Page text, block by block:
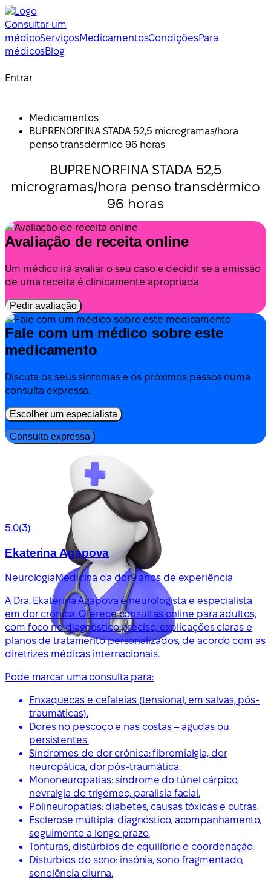
Consultar um
médicoServiçosMedicamentosCondiçõesPara
médicosBlog
Entrar
Medicamentos
BUPRENORFINA STADA 52,5 microgramas/hora
penso transdérmico 96 horas
BUPRENORFINA STADA 52,5
microgramas/hora penso transdérmico
96 horas
Avaliação de receita online
Um médico irá avaliar o seu caso e decidir se a emissão
de uma receita é clinicamente apropriada.
Pedir avaliação
Fale com um médico sobre este
medicamento
Discuta os seus sintomas e os próximos passos numa
consulta expressa.
Escolher um especialista
Consulta expressa
5.0(3)
Ekaterina Agapova
NeurologiaMedicina da dor9 anos de experiência
A Dra. Ekaterina Agapova é neurologista e especialista
em dor crónica. Oferece consultas online para adultos,
com foco no diagnóstico preciso, explicações claras e
planos de tratamento personalizados, de acordo com as
diretrizes médicas internacionais.
Pode marcar uma consulta para:
Enxaquecas e cefaleias (tensional, em salvas, pós-
traumáticas).
Dores no pescoço e nas costas – agudas ou
persistentes.
Síndromes de dor crónica: fibromialgia, dor
neuropática, dor pós-traumática.
Mononeuropatias: síndrome do túnel cárpico,
nevralgia do trigémeo, paralisia facial.
Polineuropatias: diabetes, causas tóxicas e outras.
Esclerose múltipla: diagnóstico, acompanhamento,
seguimento a longo prazo.
Tonturas, distúrbios de equilíbrio e coordenação.
Distúrbios do sono: insónia, sono fragmentado,
sonolência diurna.